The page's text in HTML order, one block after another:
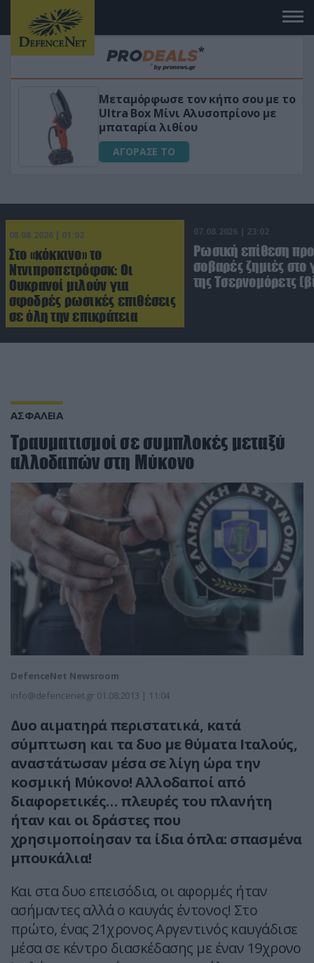
Μεταμόρφωσε τον κήπο σου με το
Ultra Box Μίνι Αλυσοπρίονο με
μπαταρία λιθίου
ΑΓΟΡΑΣΕ ΤΟ
08.08.2026 | 01:02
Στο «κόκκινο» το
Ντνιπροπετρόφσκ: Οι
Ουκρανοί μιλούν για
σφοδρές ρωσικές επιθέσεις
σε όλη την επικράτεια
07.08.2026 | 23:02
Ρωσική επίθεση
σοβαρές ζημιές στο
της Τσερνομόρετς
ΑΣΦΑΛΕΙΑ
Τραυματισμοί σε συμπλοκές μεταξύ
αλλοδαπών στη Μύκονο
DefenceNet Newsroom
info@defencenet.gr 01.08.2013 | 11:04
Δυο αιματηρά περιστατικά, κατά
σύμπτωση και τα δυο με θύματα Ιταλούς,
αναστάτωσαν μέσα σε λίγη ώρα την
κοσμική Μύκονο! Αλλοδαποί από
διαφορετικές… πλευρές του πλανήτη
ήταν και οι δράστες που
χρησιμοποίησαν τα ίδια όπλα: σπασμένα
μπουκάλια!
Και στα δυο επεισόδια, οι αφορμές ήταν
ασήμαντες αλλά ο καυγάς έντονος! Στο
πρώτο, ένας 21χρονος Αργεντινός καυγάδισε
μέσα σε κέντρο διασκέδασης με έναν 19χρονο